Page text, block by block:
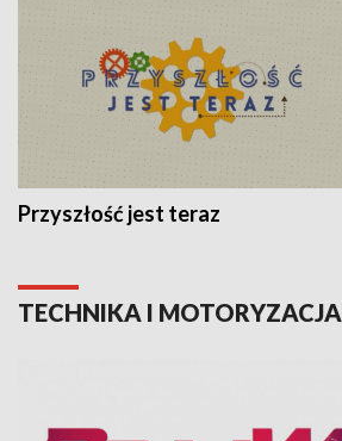
Przyszłość jest teraz
TECHNIKA I MOTORYZACJA